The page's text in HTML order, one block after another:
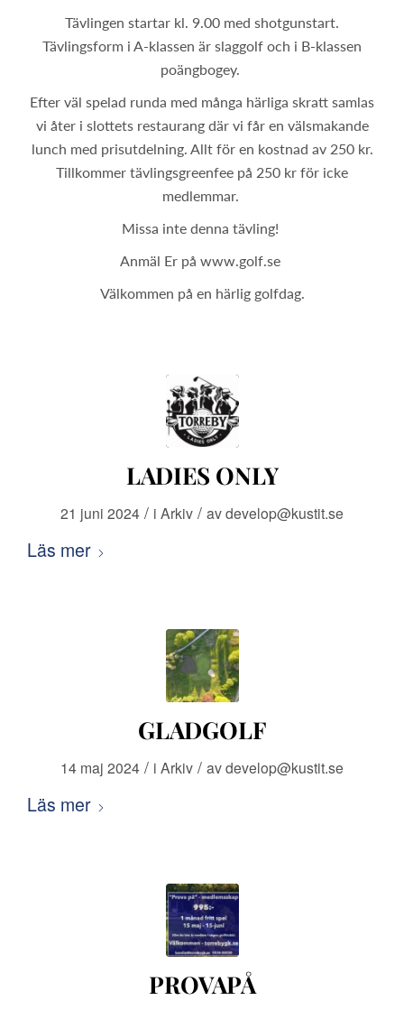
Tävlingen startar kl. 9.00 med shotgunstart.
Tävlingsform i A-klassen är slaggolf och i B-klassen
poängbogey.
Efter väl spelad runda med många härliga skratt samlas
vi åter i slottets restaurang där vi får en välsmakande
lunch med prisutdelning. Allt för en kostnad av 250 kr.
Tillkommer tävlingsgreenfee på 250 kr för icke
medlemmar.
Missa inte denna tävling!
Anmäl Er på www.golf.se
Välkommen på en härlig golfdag.
LADIES ONLY
21 juni 2024 / i Arkiv / avdevelop@kustit.se
Läs mer
GLADGOLF
14 maj 2024 / i Arkiv / avdevelop@kustit.se
Läs mer
PROVAPÅ